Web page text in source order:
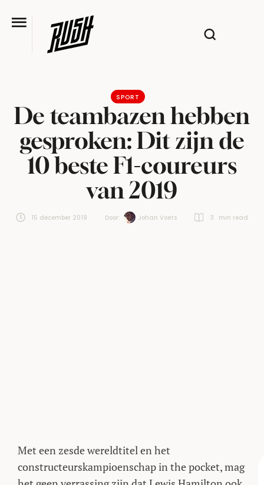
SPORT
De teambazen hebben
gesproken: Dit zijn de
10 beste F1-coureurs
van 2019
15 december 2019 Door: Johan Voets 3 min read
Met een zesde wereldtitel en het
constructeurskampioenschap in the pocket, mag